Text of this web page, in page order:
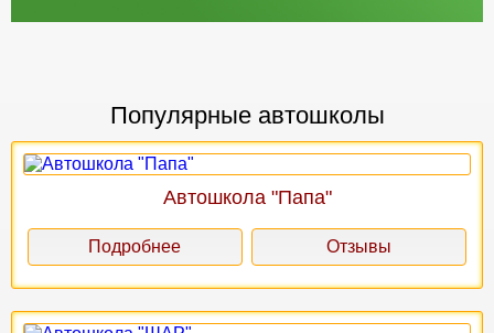
Популярные автошколы
Автошкола "Папа"
Подробнее Отзывы